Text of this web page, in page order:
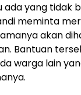
ada yang tidak
meminta
akan
Bantuan
warga lain